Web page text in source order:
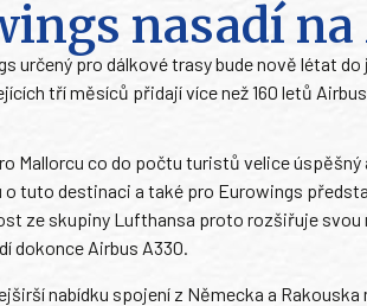
nasadí
určený pro dálkové trasy bude nově létat
tří měsíců přidají více než 160 letů
Mallorcu co do počtu turistů velice
o tuto destinaci a také pro Eurowings
ze skupiny Lufthansa proto rozšiřuje svou
dokonce Airbus A330.
nabídku spojení z Německa a